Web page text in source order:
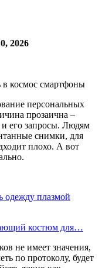
2026
персональных
прозаична –
и его запросы. Людям
снимки, для
плохо. А вот
одежду плазмой
костюм для…
не имеет значения,
по протоколу, будет